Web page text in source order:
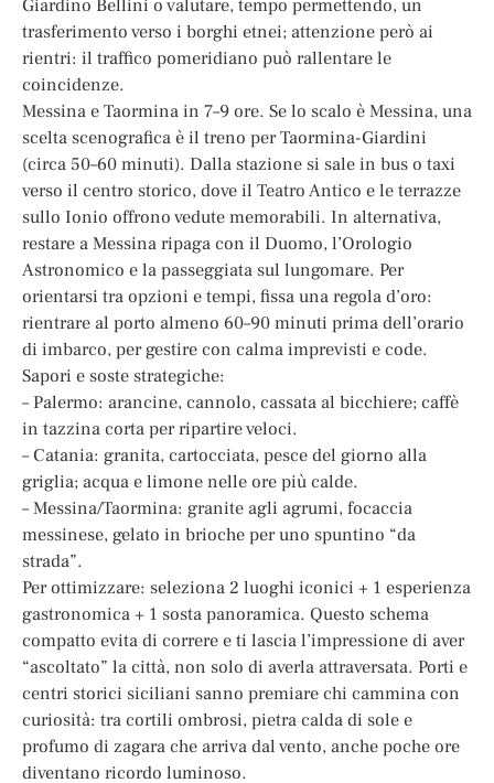
Giardino Bellini o valutare, tempo permettendo, un
trasferimento verso i borghi etnei; attenzione però ai
rientri: il traffico pomeridiano può rallentare le
coincidenze.
Messina e Taormina in 7–9 ore. Se lo scalo è Messina, una
scelta scenografica è il treno per Taormina-Giardini
(circa 50–60 minuti). Dalla stazione si sale in bus o taxi
verso il centro storico, dove il Teatro Antico e le terrazze
sullo Ionio offrono vedute memorabili. In alternativa,
restare a Messina ripaga con il Duomo, l’Orologio
Astronomico e la passeggiata sul lungomare. Per
orientarsi tra opzioni e tempi, fissa una regola d’oro:
rientrare al porto almeno 60–90 minuti prima dell’orario
di imbarco, per gestire con calma imprevisti e code.
Sapori e soste strategiche:
– Palermo: arancine, cannolo, cassata al bicchiere; caffè
in tazzina corta per ripartire veloci.
– Catania: granita, cartocciata, pesce del giorno alla
griglia; acqua e limone nelle ore più calde.
– Messina/Taormina: granite agli agrumi, focaccia
messinese, gelato in brioche per uno spuntino “da
strada”.
Per ottimizzare: seleziona 2 luoghi iconici + 1 esperienza
gastronomica + 1 sosta panoramica. Questo schema
compatto evita di correre e ti lascia l’impressione di aver
“ascoltato” la città, non solo di averla attraversata. Porti e
centri storici siciliani sanno premiare chi cammina con
curiosità: tra cortili ombrosi, pietra calda di sole e
profumo di zagara che arriva dal vento, anche poche ore
diventano ricordo luminoso.